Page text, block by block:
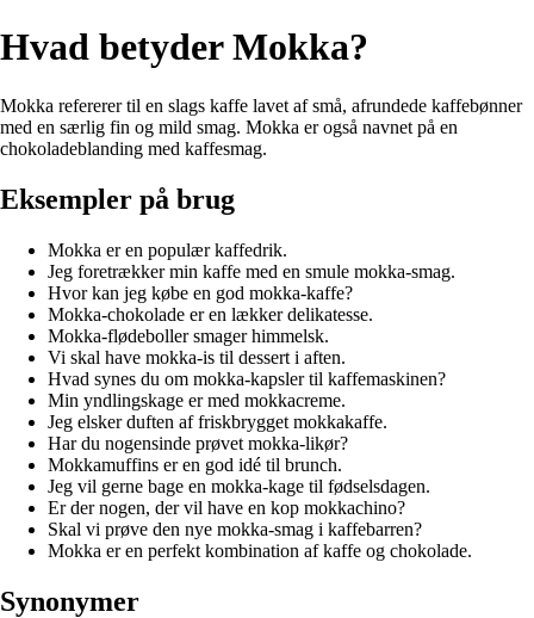
Hvad betyder Mokka?
Mokka refererer til en slags kaffe lavet af små, afrundede kaffebønner
med en særlig fin og mild smag. Mokka er også navnet på en
chokoladeblanding med kaffesmag.
Eksempler på brug
Mokka er en populær kaffedrik.
Jeg foretrækker min kaffe med en smule mokka-smag.
Hvor kan jeg købe en god mokka-kaffe?
Mokka-chokolade er en lækker delikatesse.
Mokka-flødeboller smager himmelsk.
Vi skal have mokka-is til dessert i aften.
Hvad synes du om mokka-kapsler til kaffemaskinen?
Min yndlingskage er med mokkacreme.
Jeg elsker duften af friskbrygget mokkakaffe.
Har du nogensinde prøvet mokka-likør?
Mokkamuffins er en god idé til brunch.
Jeg vil gerne bage en mokka-kage til fødselsdagen.
Er der nogen, der vil have en kop mokkachino?
Skal vi prøve den nye mokka-smag i kaffebarren?
Mokka er en perfekt kombination af kaffe og chokolade.
Synonymer